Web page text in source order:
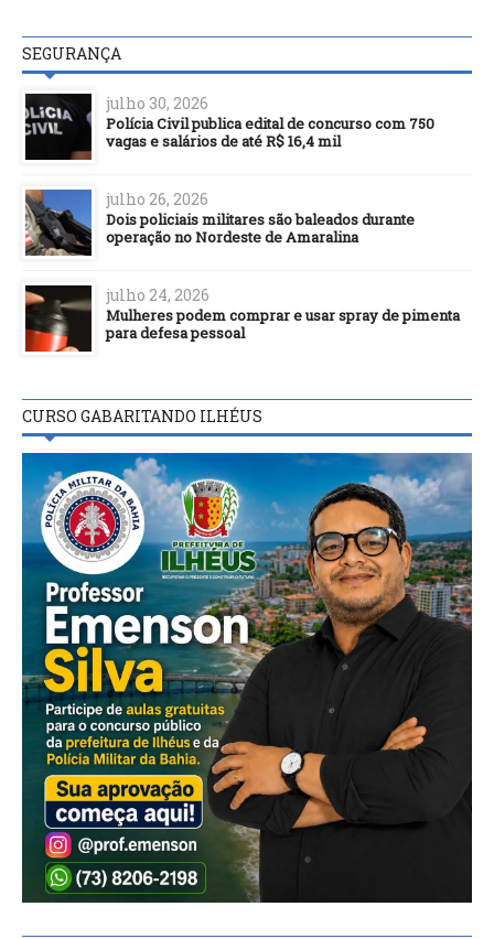
SEGURANÇA
julho 30, 2026
Polícia Civil publica edital de concurso com 750
vagas e salários de até R$ 16,4 mil
julho 26, 2026
Dois policiais militares são baleados durante
operação no Nordeste de Amaralina
julho 24, 2026
Mulheres podem comprar e usar spray de pimenta
para defesa pessoal
CURSO GABARITANDO ILHÉUS